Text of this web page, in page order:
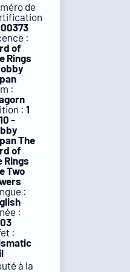
de
:
of
Rings
:
: 1
-
The
of
Rings
Two
:
:
:
à la